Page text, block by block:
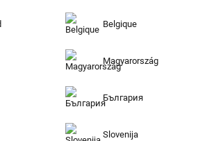
Belgique
Magyarország
България
Slovenija